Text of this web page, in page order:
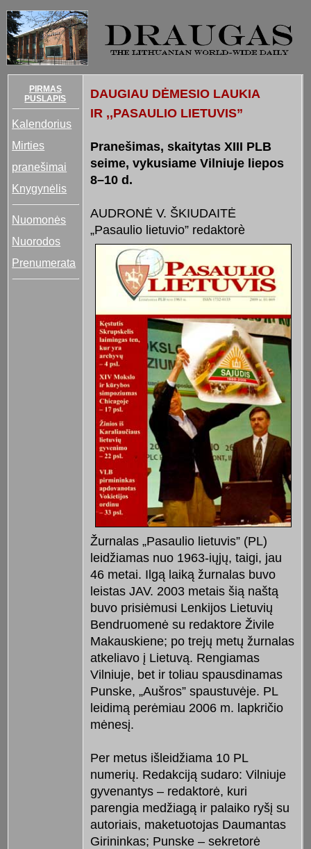
PIRMAS
PUSLAPIS
Kalendorius
Mirties
pranešimai
Knygynėlis
Nuomonės
Nuorodos
Prenumerata
DAUGIAU DĖMESIO LAUKIA
IR ,,PASAULIO LIETUVIS”
Pranešimas, skaitytas XIII PLB
seime, vykusiame Vilniuje liepos
8–10 d.
AUDRONĖ V. ŠKIUDAITĖ
„Pasaulio lietuvio” redaktorè
Žurnalas „Pasaulio lietuvis” (PL)
leidžiamas nuo 1963-iųjų, taigi, jau
46 metai. Ilgą laiką žurnalas buvo
leistas JAV. 2003 metais šią naštą
buvo prisiėmusi Lenkijos Lietuvių
Bendruomenė su redaktore Živile
Makauskiene; po trejų metų žurnalas
atkeliavo į Lietuvą. Rengiamas
Vilniuje, bet ir toliau spausdinamas
Punske, „Aušros” spaustuvėje. PL
leidimą perėmiau 2006 m. lapkričio
mėnesį.
Per metus išleidžiama 10 PL
numerių. Redakciją sudaro: Vilniuje
gyvenantys – redaktorė, kuri
parengia medžiagą ir palaiko ryšį su
autoriais, maketuotojas Daumantas
Girininkas; Punske – sekretorė